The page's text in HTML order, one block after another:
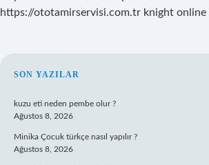
https://ototamirservisi.com.tr knight online
SIDEBAR
SON YAZILAR
kuzu eti neden pembe olur ?
Ağustos 8, 2026
Minika Çocuk türkçe nasıl yapılır ?
Ağustos 8, 2026